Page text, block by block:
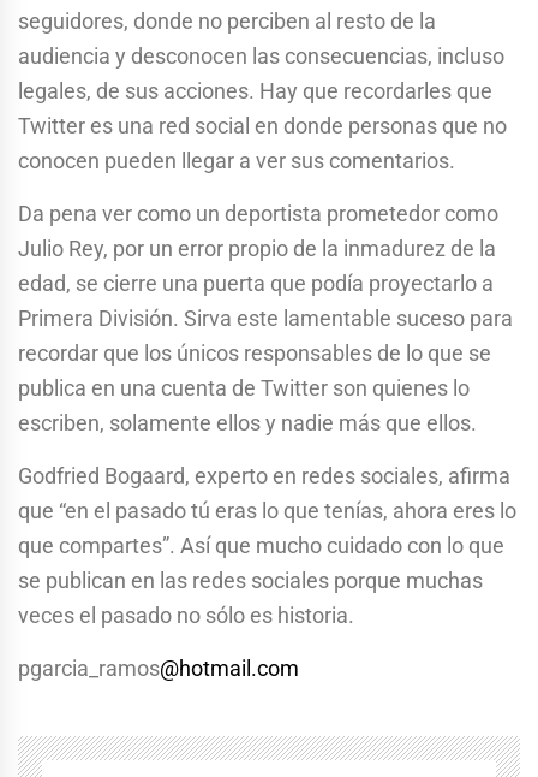
seguidores, donde no perciben al resto de la
audiencia y desconocen las consecuencias, incluso
legales, de sus acciones. Hay que recordarles que
Twitter es una red social en donde personas que no
conocen pueden llegar a ver sus comentarios.
Da pena ver como un deportista prometedor como
Julio Rey, por un error propio de la inmadurez de la
edad, se cierre una puerta que podía proyectarlo a
Primera División. Sirva este lamentable suceso para
recordar que los únicos responsables de lo que se
publica en una cuenta de Twitter son quienes lo
escriben, solamente ellos y nadie más que ellos.
Godfried Bogaard, experto en redes sociales, afirma
que “en el pasado tú eras lo que tenías, ahora eres lo
que compartes”. Así que mucho cuidado con lo que
se publican en las redes sociales porque muchas
veces el pasado no sólo es historia.
pgarcia_ramos@hotmail.com